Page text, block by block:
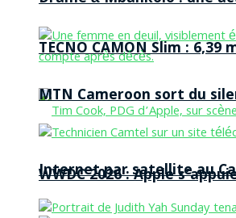
TECNO CAMON Slim :
WWDC 2026 : Apple
MTN Cameroon sort du
Internet par satellite au